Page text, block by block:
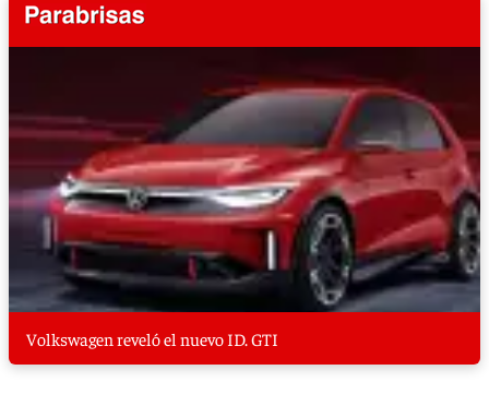
Volkswagen reveló el nuevo ID. GTI